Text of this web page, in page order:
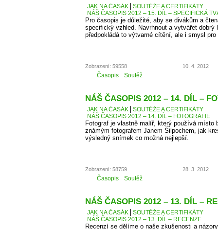
JAK NA ČASÁK
SOUTĚŽE A CERTIFIKÁTY
NÁŠ ČASOPIS 2012 – 15. DÍL – SPECIFICKÁ
Pro časopis je důležité, aby se divákům a
specifický vzhled. Navrhnout a vytvářet dobrý
předpokládá to výtvarné cítění, ale i smysl pro
Zobrazení: 59558 10. 4. 2012
Časopis Soutěž
NÁŠ ČASOPIS 2012 – 14. DÍL –
JAK NA ČASÁK
SOUTĚŽE A CERTIFIKÁTY
NÁŠ ČASOPIS 2012 – 14. DÍL – FOTOGRAFIE
Fotograf je vlastně malíř, který používá místo
známým fotografem Janem Šilpochem, jak
výsledný snímek co možná nejlepší.
Zobrazení: 58759 28. 3. 2012
Časopis Soutěž
NÁŠ ČASOPIS 2012 – 13. DÍL –
JAK NA ČASÁK
SOUTĚŽE A CERTIFIKÁTY
NÁŠ ČASOPIS 2012 – 13. DÍL – RECENZE
Recenzí se dělíme o naše zkušenosti a